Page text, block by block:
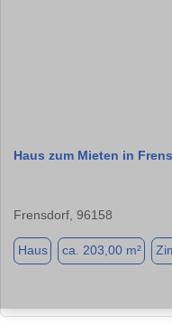
Haus zum Mieten in
Frensdorf, 96158
Haus ca. 203,00 m²